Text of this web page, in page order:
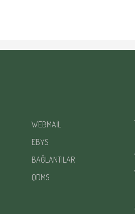
WEBMAİL
EBYS
BAĞLANTILAR
QDMS